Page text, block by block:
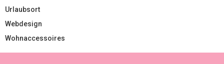
Urlaubsort
Webdesign
Wohnaccessoires